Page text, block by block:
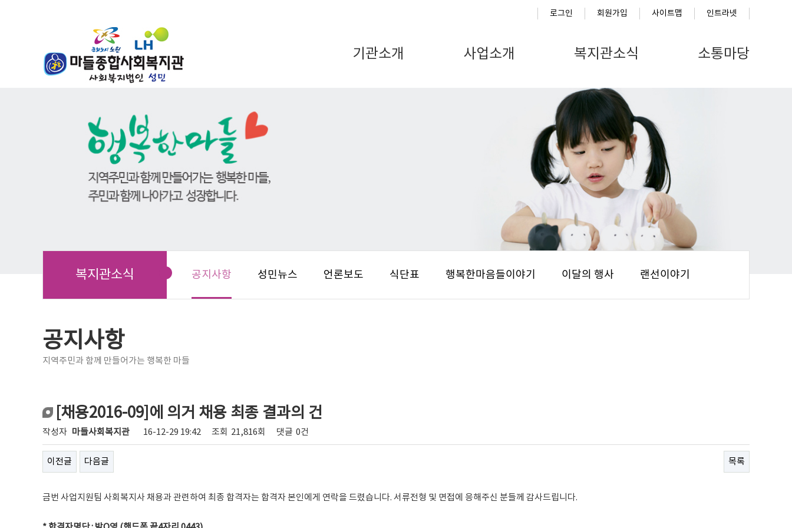
로그인 회원가입 사이트맵 인트라넷
기관소개 사업소개 복지관소식 소통마당
복지관소식 공지사항 성민뉴스 언론보도 식단표 행복한마음들이야기 이달의 행사 랜선이야기
공지사항
지역주민과 함께 만들어가는 행복한 마들
[채용2016-09]에 의거 채용 최종 결과의 건
작성자 마들사회복지관 16-12-29 19:42 조회 21,816회 댓글 0건
이전글 다음글 목록
금번 사업지원팀 사회복지사 채용과 관련하여 최종 합격자는 합격자 본인에게 연락을 드렸습니다. 서류전형 및 면접에 응해주신 분들께 감사드립니다.